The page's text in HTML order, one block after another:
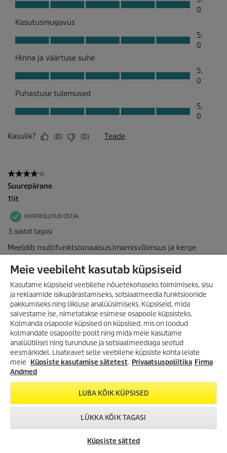
VÕIMALUS SÄÄSTA
SUUREMALT KUI VAREM!
tolmuimejad, tekstiilipesurid ja
palju muud!
TUTVU KAMPAANIA
TOOTEVALIKUGA!
KÄRCHER
ESINDUSED
Meie veebileht kasutab küpsiseid
Kasutame küpsiseid veebilehe nõuetekohaseks toimimiseks, sisu
ja reklaamide isikupärastamiseks, sotsiaalmeedia funktsioonide
pakkumiseks ning liikluse analüüsimiseks. Küpsiseid, mida
salvestame ise, nimetatakse esimese osapoole küpsisteks.
Kolmanda osapoole küpsised on küpsised, mis on loodud
kolmandate osapoolte poolt ning mida meie kasutame
analüütilisel ning turunduse ja sotsiaalmeediaga seotud
eesmärkidel. Lisateavet selle veebilehe küpsiste kohta leiate
meie Küpsiste kasutamise sätetest. Privaatsuspoliitika Firma
Andmed
LUBA KÕIK KÜPSISED
LÜKKA KÕIK TAGASI
Küpsiste sätted